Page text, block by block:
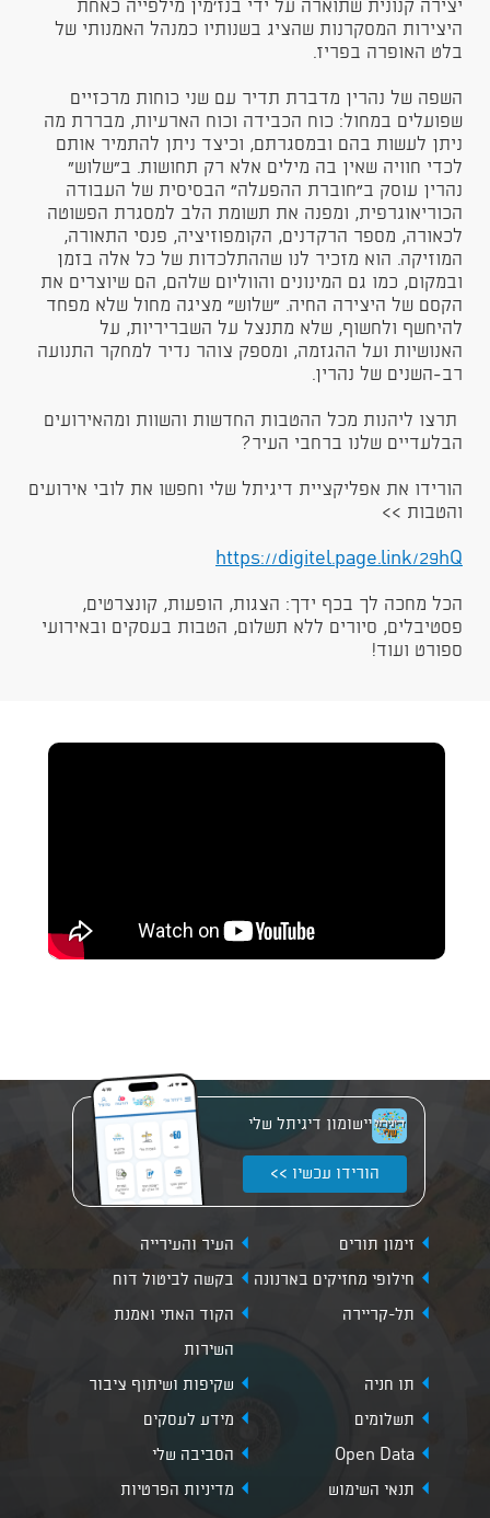
יצירה קנונית שתוארה על ידי בנז'מין מילפייה כאחת
היצירות המסקרנות שהציג בשנותיו כמנהל האמנותי של
בלט האופרה בפריז.
השפה של נהרין מדברת תדיר עם שני כוחות מרכזיים
שפועלים במחול: כוח הכבידה וכוח הארעיות, מבררת מה
ניתן לעשות בהם ובמסגרתם, וכיצד ניתן להתמיר אותם
לכדי חוויה שאין בה מילים אלא רק תחושות. ב"שלוש"
נהרין עוסק ב״חוברת ההפעלה״ הבסיסית של העבודה
הכוריאוגרפית, ומפנה את תשומת הלב למסגרת הפשוטה
לכאורה, מספר הרקדנים, הקומפוזיציה, פנסי התאורה,
המוזיקה. הוא מזכיר לנו שההתלכדות של כל אלה בזמן
ובמקום, כמו גם המינונים והווליום שלהם, הם שיוצרים את
הקסם של היצירה החיה. "שלוש" מציגה מחול שלא מפחד
להיחשף ולחשוף, שלא מתנצל על השבריריות, על
האנושיות ועל ההגזמה, ומספק צוהר נדיר למחקר התנועה
רב-השנים של נהרין.
תרצו ליהנות מכל ההטבות החדשות והשוות ומהאירועים
הבלעדיים שלנו ברחבי העיר?
הורידו את אפליקציית דיגיתל שלי וחפשו את לובי אירועים
והטבות >>
https://digitel.page.link/29hQ​​​​
הכל מחכה לך בכף ידך: הצגות, הופעות, קונצרטים,
פסטיבלים, סיורים ללא תשלום, הטבות בעסקים ובאירועי
ספורט ועוד!
יישומון דיגיתל שלי
הורידו עכשיו >>
זימון תורים
העיר והעירייה
חילופי מחזיקים בארנונה
בקשה לביטול דוח
תל-קריירה
הקוד האתי ואמנת
השירות
תו חניה
שקיפות ושיתוף ציבור
תשלומים
מידע לעסקים
Open Data
הסביבה שלי
תנאי השימוש
מדיניות הפרטיות